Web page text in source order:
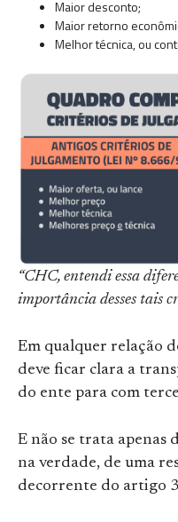
Maior desconto;
Maior retorno
Melhor técnica, ou
“CHC, entendi essa
importância desses tais
Em qualquer relação
deve ficar clara a
do ente para com
E não se trata apenas
na verdade, de uma
decorrente do artigo